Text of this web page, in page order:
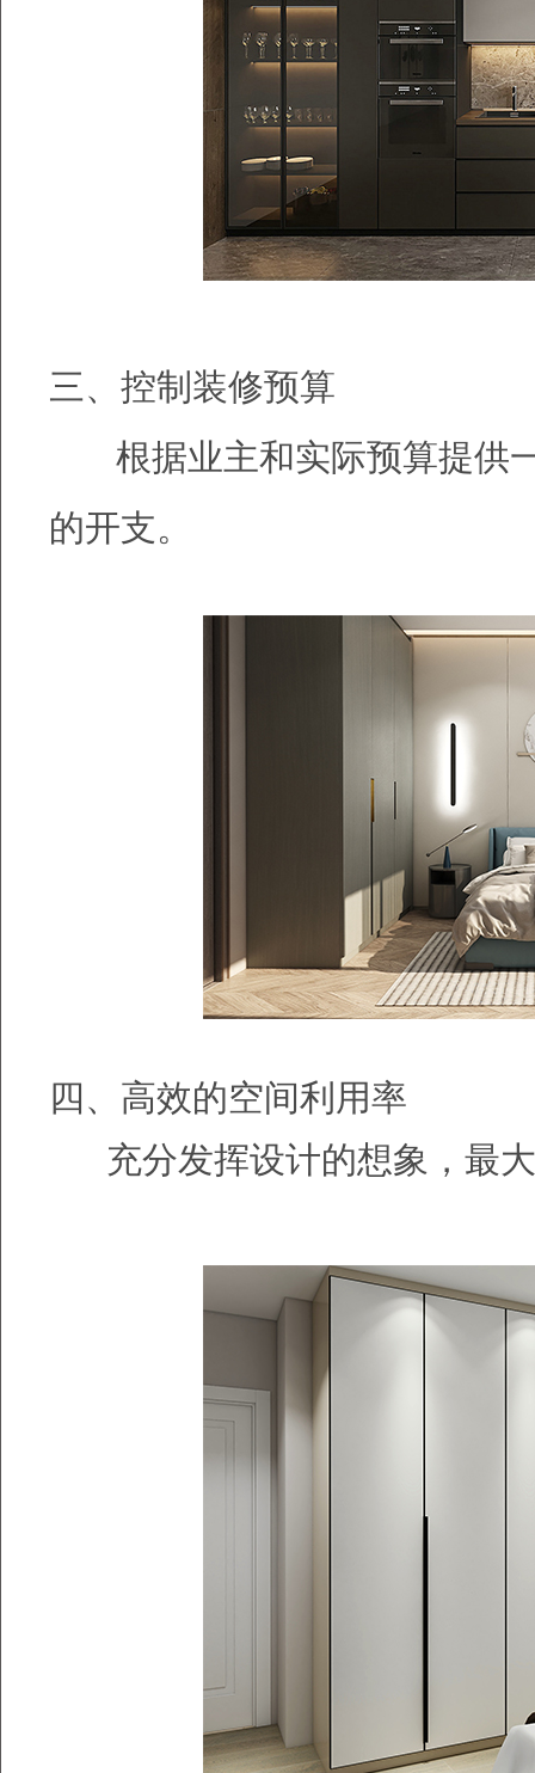
三、控制装修预算
根据业主和实际预算提供
的开支。
四、高效的空间利用率
充分发挥设计的想象，最